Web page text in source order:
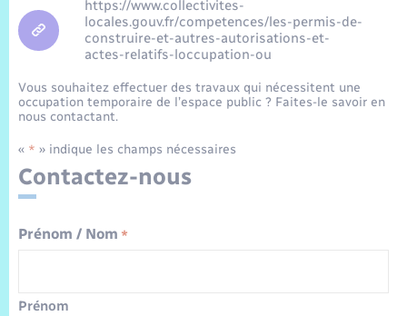
Sécurité incendie
Risques naturels et technologiques
Permis détention de chien
Numéros utiles
Vidéoprotection
Infos communales
Journal municipal numérique
Publications
Délibérations
Arrêtés municipaux
Cadastre
La Communauté de Communes
Eure en Normandie
L’Eglise
Le Cimetière
Elections et citoyenneté
Concessions funéraires
Déchets
EDF ENEDIS
Véolia – Eau Assainissement
Enfants – Jeunes
Jeunesse
Numérique
Sports et activités
Associations
Tourisme
Vexin Normand
Bilan des 2 mandats : 2014 et 2020
https://www.collectivites-
locales.gouv.fr/competences/les-permis-de-
construire-et-autres-autorisations-et-
actes-relatifs-loccupation-ou
Vous souhaitez effectuer des travaux qui nécessitent une
occupation temporaire de l’espace public ? Faites-le savoir en
nous contactant.
« * » indique les champs nécessaires
Contactez-nous
Prénom / Nom *
Prénom